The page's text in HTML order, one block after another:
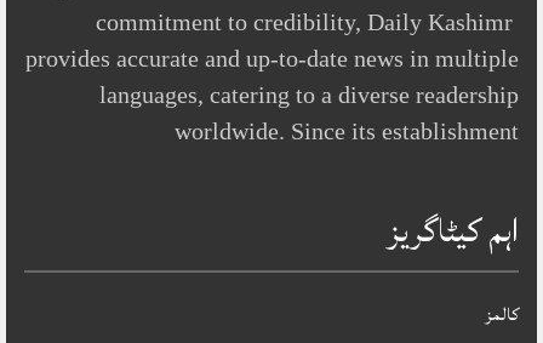
commitment to credibility, Daily Kashimr
provides accurate and up-to-date news in multiple
languages, catering to a diverse readership
worldwide. Since its establishment
اہم کیٹاگریز
کالمز